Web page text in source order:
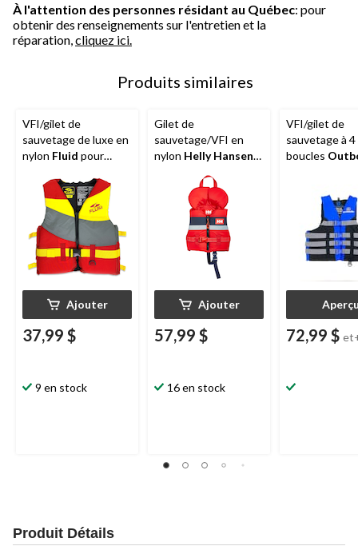
À l'attention des personnes résidant au Québec: pour
obtenir des renseignements sur l'entretien et la
réparation, cliquez ici.
Produits similaires
VFI/gilet de
sauvetage de luxe en
nylon Fluid pour
couleurs, grand/très
grand
Ajouter
37,99 $
9 en stock
Gilet de
sauvetage/VFI en
nylon Helly Hansen
Ajouter
57,99 $
16 en stock
VFI/gilet de
sauvetage à 4
boucles
72,99 $
Produit Détails